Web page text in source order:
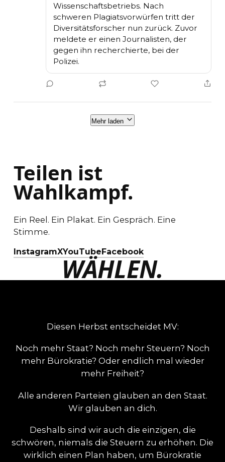
Wissenschaftsbetriebs. Nach
schweren Plagiatsvorwürfen tritt der
Diversitätsforscher nun zurück. Zuvor
meldete er einen Journalisten, der
gegen ihn recherchierte, bei der
Polizei.
Mehr laden
Teilen ist
Wahlkampf.
Ein Reel. Ein Plakat. Ein Gespräch. Eine
Stimme.
InstagramXYouTubeFacebook
WÄHLEN.
Diesen Herbst entscheidet MV:
Noch mehr Staat? Noch mehr Steuern? Noch
mehr Bürokratie? Oder endlich mal wieder
mehr Freiheit?
Alle anderen Parteien glauben an den Staat.
Wir glauben an dich.
Deshalb sind wir auch die einzigen, die
schwören, niemals die Steuern zu erhöhen. Die
wirklich einen Plan haben, um Bürokratie